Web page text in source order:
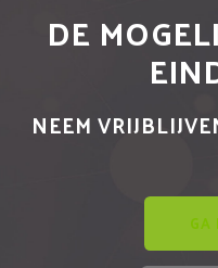
DE
NEEM
GA